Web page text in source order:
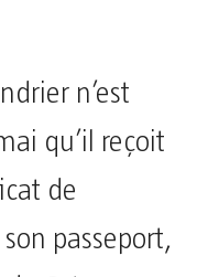
n’est
qu’il reçoit
de
passeport,